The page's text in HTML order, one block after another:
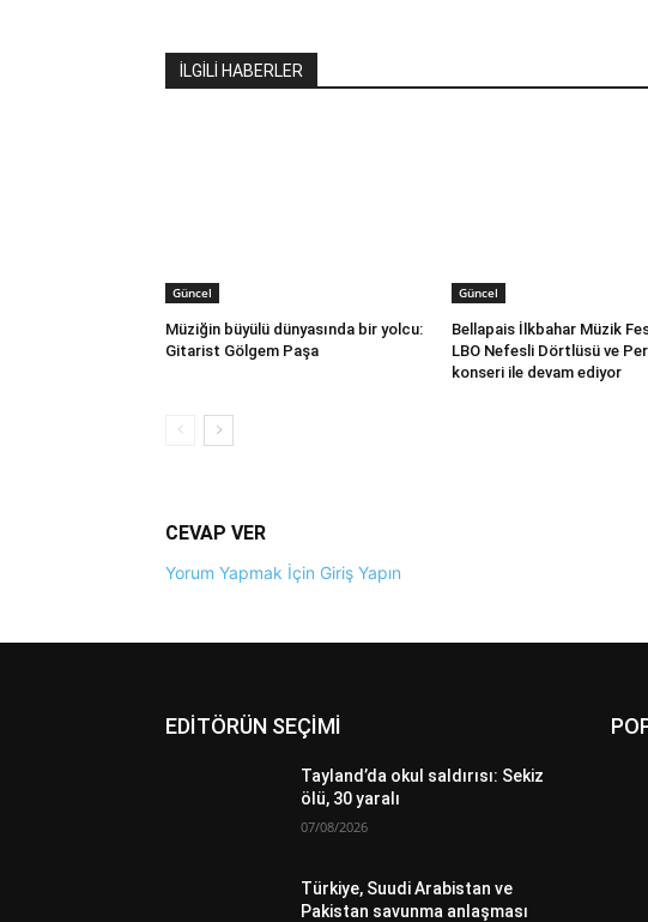
İLGİLİ HABERLER
Güncel
Müziğin büyülü dünyasında bir yolcu:
Gitarist Gölgem Paşa
Güncel
Bellapais İlkbahar Müzik
LBO Nefesli Dörtlüsü ve
konseri ile devam ediyor
CEVAP VER
Yorum Yapmak İçin Giriş Yapın
EDİTÖRÜN SEÇİMİ
Tayland’da okul saldırısı: Sekiz
ölü, 30 yaralı
07/08/2026
Türkiye, Suudi Arabistan ve
Pakistan savunma anlaşması